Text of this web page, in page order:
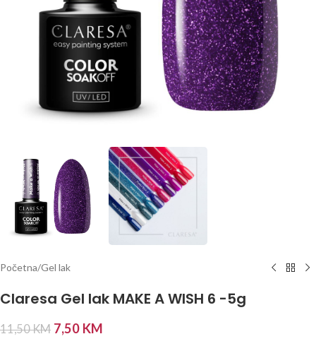
Početna/Gel lak
Claresa Gel lak MAKE A WISH 6 -5g
11,50KM 7,50 KM